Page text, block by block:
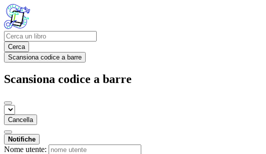
Cerca
Scansiona codice a barre
Scansiona codice a barre
Cancella
Notifiche
Nome utente: